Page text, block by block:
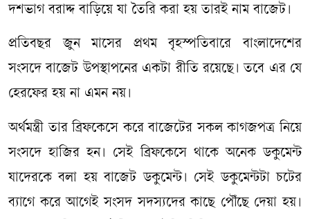
দশভাগ বরাদ্দ বাড়িয়ে যা তৈরি করা হয় তারই নাম বাজেট।
প্রতিবছর জুন মাসের প্রথম বৃহস্পতিবারে বাংলাদেশের
সংসদে বাজেট উপস্থাপনের একটা রীতি রয়েছে। তবে এর যে
হেরফের হয় না এমন নয়।
অর্থমন্ত্রী তার ব্রিফকেসে করে বাজেটের সকল কাগজপত্র নিয়ে
সংসদে হাজির হন। সেই ব্রিফকেসে থাকে অনেক ডকুমেন্ট
যাদেরকে বলা হয় বাজেট ডকুমেন্ট। সেই ডকুমেন্টটা চটের
ব্যাগে করে আগেই সংসদ সদস্যদের কাছে পৌঁছে দেয়া হয়।